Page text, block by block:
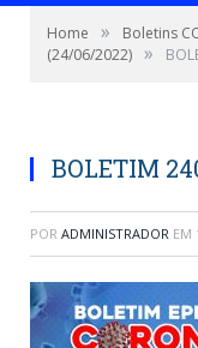
Home » Boletins
(24/06/2022) »
BOLETIM
POR ADMINISTRADOR EM